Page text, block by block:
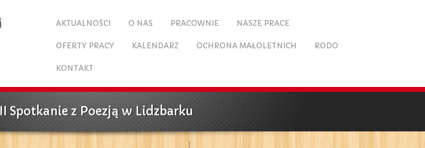
AKTUALNOŚCI O NAS PRACOWNIE NASZE PRACE
OFERTY PRACY KALENDARZ OCHRONA MAŁOLETNICH RODO
KONTAKT
II Spotkanie z Poezją w Lidzbarku